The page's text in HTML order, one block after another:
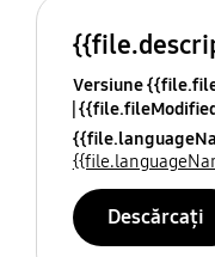
Versiune
Descărcați